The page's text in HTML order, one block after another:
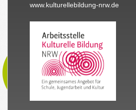
www.kulturellebildung-nrw.de